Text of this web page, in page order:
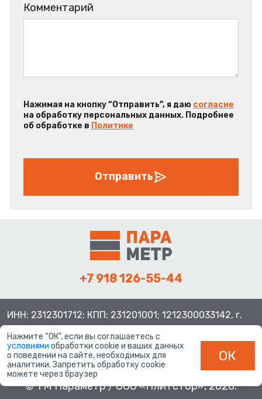
Комментарий
Нажимая на кнопку “Отправить”, я даю согласие
на обработку персональных данных. Подробнее
об обработке в Политике
Отправить
+7 918 126-55-44
ИНН: 2312301712; КПП: 231201001; 1212300033142, г.
Краснодар ул. Просторная, 21, индекс 350080
© ТМ Параметр / ООО «Плитстор», 2026.
Нажмите “ОК”, если вы соглашаетесь с
условиями обработки cookie и ваших данных
о поведении на сайте, необходимых для
аналитики. Запретить обработку cookie
можете через браузер
ОК